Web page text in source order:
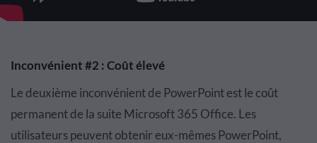
Inconvénient #2 : Coût élevé
Le deuxième inconvénient de PowerPoint est le coût
permanent de la suite Microsoft 365 Office. Les
utilisateurs peuvent obtenir eux-mêmes PowerPoint,